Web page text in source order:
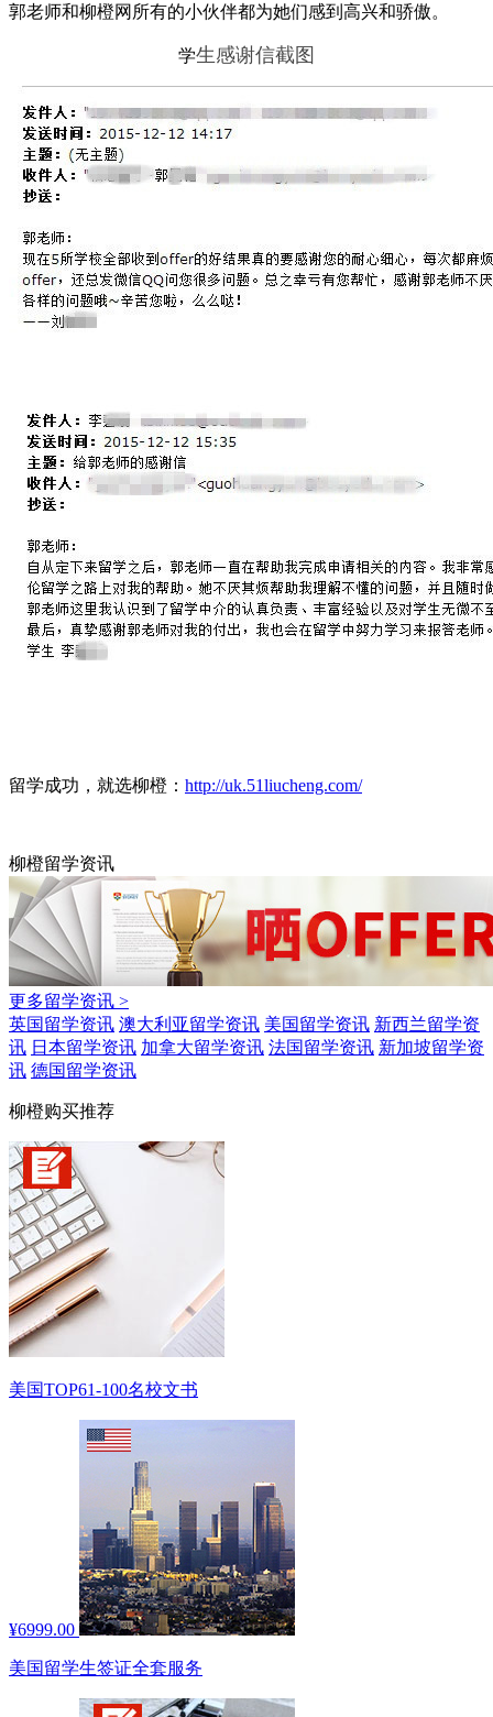
郭老师和柳橙网所有的小伙伴都为她们感到高兴和骄傲。
学生感谢信截图
留学成功，就选柳橙： http://uk.51liucheng.com/
柳橙留学资讯
更多留学资讯 >
英国留学资讯 澳大利亚留学资讯 美国留学资讯 新西兰留学资
讯 日本留学资讯 加拿大留学资讯 法国留学资讯 新加坡留学资
讯 德国留学资讯
柳橙购买推荐
美国TOP61-100名校文书
¥6999.00
美国留学生签证全套服务